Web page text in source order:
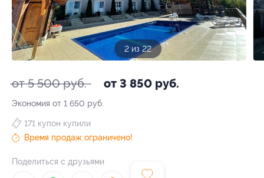
3 из 22
от 5 500 руб. от 3 850 руб.
Экономия от 1 650 руб.
171 купон купили
Время продаж ограничено!
Поделиться с друзьями